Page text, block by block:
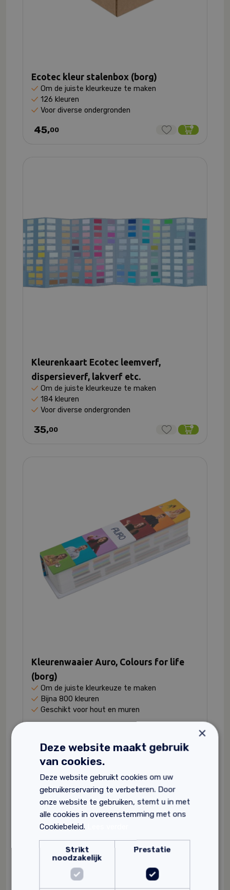
Ecotec kleur stalenbox (borg)
Om de juiste kleurkeuze te maken
126 kleuren
Voor diverse ondergronden
45,00
Kleurenkaart Ecotec leemverf,
dispersieverf, lakverf etc.
Om de juiste kleurkeuze te maken
184 kleuren
Voor diverse ondergronden
35,00
Kleurenwaaier Auro, Colours for life
(borg)
Om de juiste kleurkeuze te maken
Bijna 800 kleuren
Geschikt voor hout en muren
×
Deze website maakt gebruik
van cookies.
Deze website gebruikt cookies om uw
gebruikerservaring te verbeteren. Door
onze website te gebruiken, stemt u in met
alle cookies in overeenstemming met ons
Cookiebeleid.
Strikt
noodzakelijk
Prestatie